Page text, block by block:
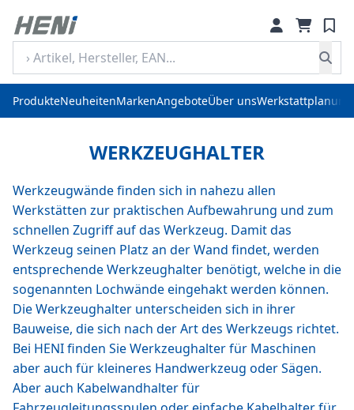
ProdukteNeuheitenMarkenAngeboteÜber unsWerkstattplanung
WERKZEUGHALTER
Werkzeugwände finden sich in nahezu allen
Werkstätten zur praktischen Aufbewahrung und zum
schnellen Zugriff auf das Werkzeug. Damit das
Werkzeug seinen Platz an der Wand findet, werden
entsprechende Werkzeughalter benötigt, welche in die
sogenannten Lochwände eingehakt werden können.
Die Werkzeughalter unterscheiden sich in ihrer
Bauweise, die sich nach der Art des Werkzeugs richtet.
Bei HENI finden Sie Werkzeughalter für Maschinen
aber auch für kleineres Handwerkzeug oder Sägen.
Aber auch Kabelwandhalter für